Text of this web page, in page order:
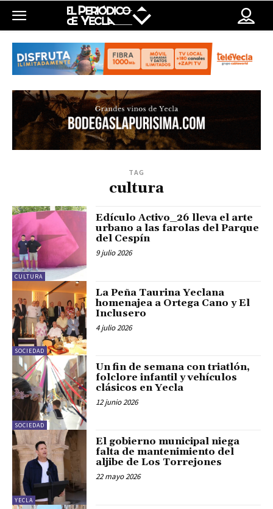
TAG
cultura
CULTURA
Edículo Activo_26 lleva el arte
urbano a las farolas del Parque
del Cespín
9 julio 2026
SOCIEDAD
La Peña Taurina Yeclana
homenajea a Ortega Cano y El
Inclusero
4 julio 2026
SOCIEDAD
Un fin de semana con triatlón,
folclore infantil y vehículos
clásicos en Yecla
12 junio 2026
YECLA
El gobierno municipal niega
falta de mantenimiento del
aljibe de Los Torrejones
22 mayo 2026